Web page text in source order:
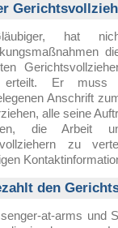
hat
erteilt. Er muss
Anschrift
alle seine
die Arbeit
zu
den
at-arms und